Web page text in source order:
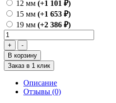
12 мм (+1 101 ₽)
15 мм (+1 653 ₽)
19 мм (+2 386 ₽)
В корзину
Заказ в 1 клик
Описание
Отзывы (0)